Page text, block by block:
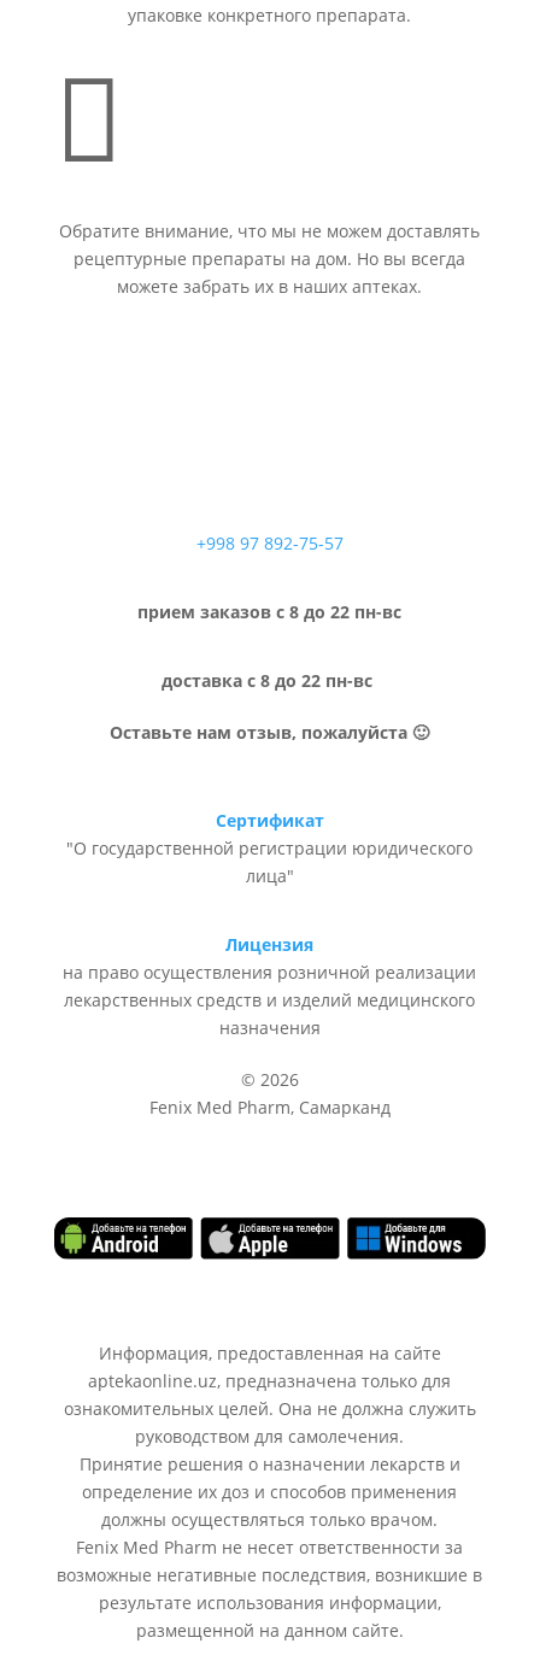
упаковке конкретного препарата.

Обратите внимание, что мы не можем доставлять
рецептурные препараты на дом. Но вы всегда
можете забрать их в наших аптеках.
+998 97 892-75-57
прием заказов с 8 до 22 пн-вс
доставка с 8 до 22 пн-вс
Оставьте нам отзыв, пожалуйста 🙂
Сертификат
"О государственной регистрации юридического
лица"
Лицензия
на право осуществления розничной реализации
лекарственных средств и изделий медицинского
назначения
© 2026
Fenix Med Pharm, Самарканд
Информация, предоставленная на сайте
aptekaonline.uz, предназначена только для
ознакомительных целей. Она не должна служить
руководством для самолечения.
Принятие решения о назначении лекарств и
определение их доз и способов применения
должны осуществляться только врачом.
Fenix Med Pharm не несет ответственности за
возможные негативные последствия, возникшие в
результате использования информации,
размещенной на данном сайте.